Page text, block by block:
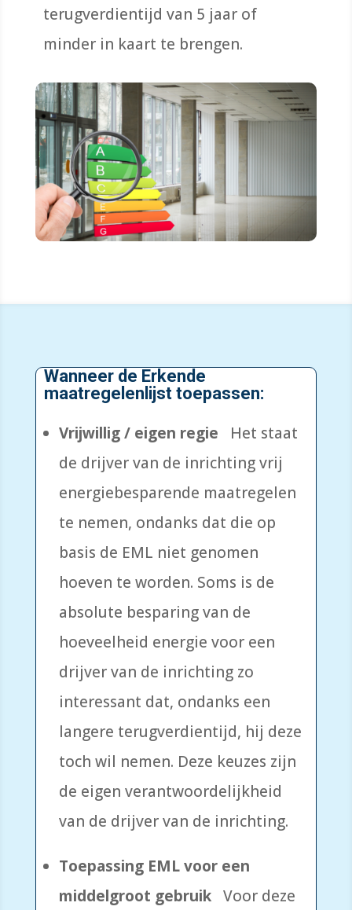
terugverdientijd van 5 jaar of
minder in kaart te brengen.
Wanneer de Erkende
maatregelenlijst toepassen:
Vrijwillig / eigen regie Het staat
de drijver van de inrichting vrij
energiebesparende maatregelen
te nemen, ondanks dat die op
basis de EML niet genomen
hoeven te worden. Soms is de
absolute besparing van de
hoeveelheid energie voor een
drijver van de inrichting zo
interessant dat, ondanks een
langere terugverdientijd, hij deze
toch wil nemen. Deze keuzes zijn
de eigen verantwoordelijkheid
van de drijver van de inrichting.
Toepassing EML voor een
middelgroot gebruik Voor deze